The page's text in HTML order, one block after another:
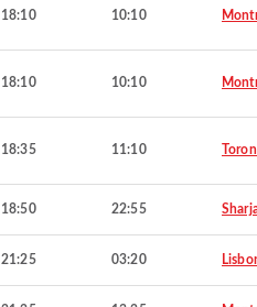
18:10 10:10
18:10 10:10
18:35 11:10
18:50 22:55
21:25 03:20